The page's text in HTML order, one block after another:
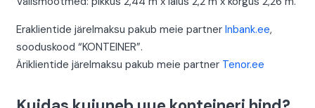
Eraklientide järelmaksu pakub meie partner Inbank.ee,
sooduskood “KONTEINER”.
Äriklientide järelmaksu pakub meie partner Tenor.ee